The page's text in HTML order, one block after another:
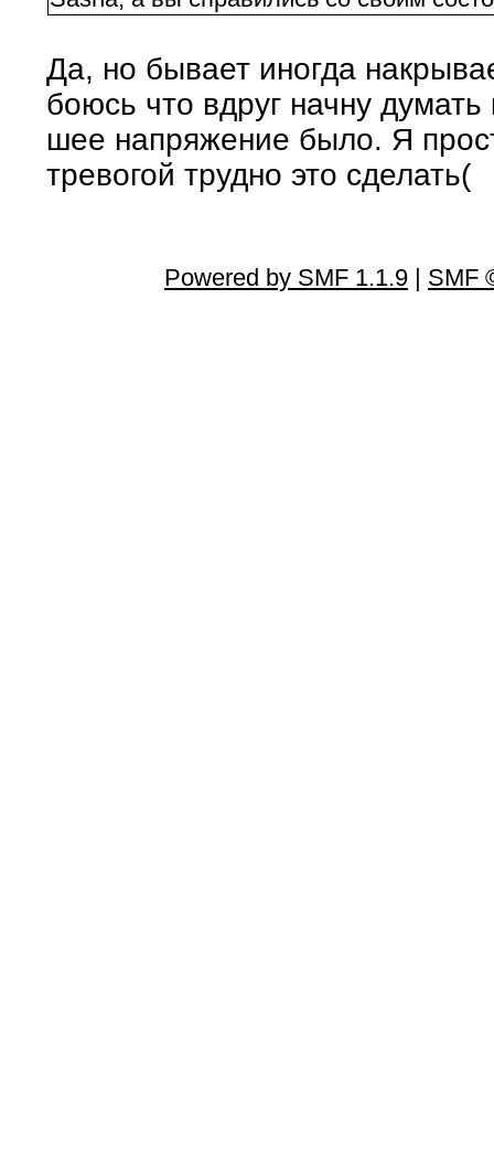
Да, но бывает иногда
боюсь что вдруг начну
шее напряжение было. Я
тревогой трудно это сделать(
Powered by SMF 1.1.9 | SMF